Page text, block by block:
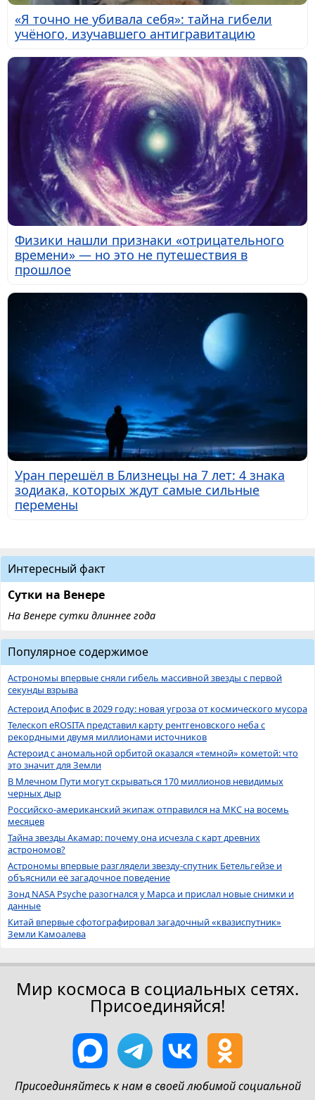
«Я точно не убивала себя»: тайна гибели
учёного, изучавшего антигравитацию
Физики нашли признаки «отрицательного
времени» — но это не путешествия в
прошлое
Уран перешёл в Близнецы на 7 лет: 4 знака
зодиака, которых ждут самые сильные
перемены
Интересный факт
Сутки на Венере
На Венере сутки длиннее года
Популярное содержимое
Астрономы впервые сняли гибель массивной звезды с первой
секунды взрыва
Астероид Апофис в 2029 году: новая угроза от космического мусора
Телескоп eROSITA представил карту рентгеновского неба с
рекордными двумя миллионами источников
Астероид с аномальной орбитой оказался «темной» кометой: что
это значит для Земли
В Млечном Пути могут скрываться 170 миллионов невидимых
черных дыр
Российско-американский экипаж отправился на МКС на восемь
месяцев
Тайна звезды Акамар: почему она исчезла с карт древних
астрономов?
Астрономы впервые разглядели звезду-спутник Бетельгейзе и
объяснили её загадочное поведение
Зонд NASA Psyche разогнался у Марса и прислал новые снимки и
данные
Китай впервые сфотографировал загадочный «квазиспутник»
Земли Камоалева
Мир космоса в социальных сетях.
Присоединяйся!
Присоединяйтесь к нам в своей любимой социальной